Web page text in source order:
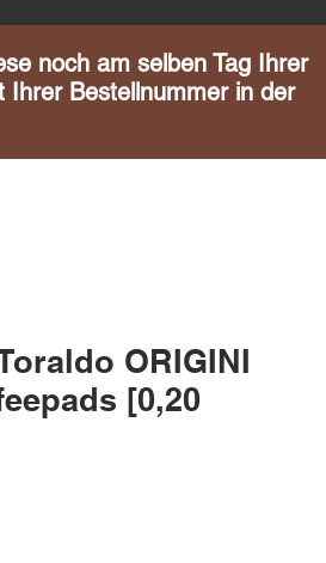
noch am selben Tag Ihrer
Bestellnummer in der
ORIGINI
[0,20